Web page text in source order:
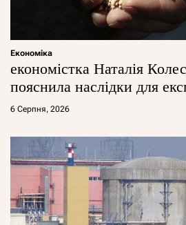
Економіка
економістка Наталія
пояснила наслідки для
6 Серпня, 2026